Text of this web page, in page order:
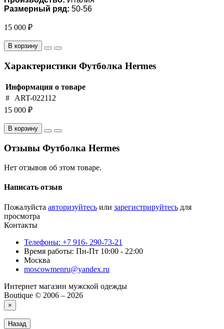
15 000 ₽
В корзину
Характеристики Футболка Hermes
Информация о товаре
# ART-022112
15 000 ₽
В корзину
Отзывы Футболка Hermes
Нет отзывов об этом товаре.
Контакты
Телефоны: +7 916- 290-73-21
Москва
moscowmenru@yandex.ru
Интернет магазин мужской одежды
×
Назад
×